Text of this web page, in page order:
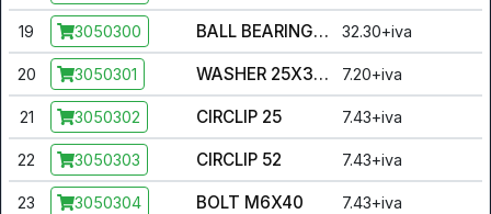
19 3050300 BALL BEARING 6205-2RS 32.30+iva
20 3050301 WASHER 25X34X1 7.20+iva
21 3050302 CIRCLIP 25 7.43+iva
22 3050303 CIRCLIP 52 7.43+iva
23 3050304 BOLT M6X40 7.43+iva